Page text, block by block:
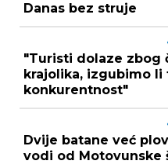
Danas bez struje
"Turisti dolaze zbog
krajolika, izgubimo li
konkurentnost"
Dvije batane već
vodi od Motovunske